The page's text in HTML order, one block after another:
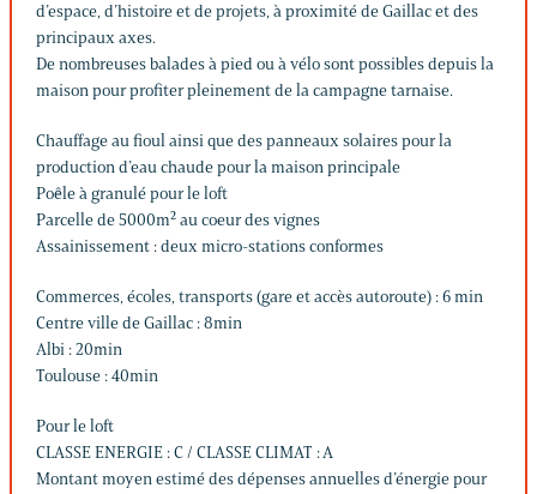
d’espace, d’histoire et de projets, à proximité de Gaillac et des
principaux axes.
De nombreuses balades à pied ou à vélo sont possibles depuis la
maison pour profiter pleinement de la campagne tarnaise.
Chauffage au fioul ainsi que des panneaux solaires pour la
production d’eau chaude pour la maison principale
Poêle à granulé pour le loft
Parcelle de 5000m² au coeur des vignes
Assainissement : deux micro-stations conformes
Commerces, écoles, transports (gare et accès autoroute) : 6 min
Centre ville de Gaillac : 8min
Albi : 20min
Toulouse : 40min
Pour le loft
CLASSE ENERGIE : C / CLASSE CLIMAT : A
Montant moyen estimé des dépenses annuelles d’énergie pour